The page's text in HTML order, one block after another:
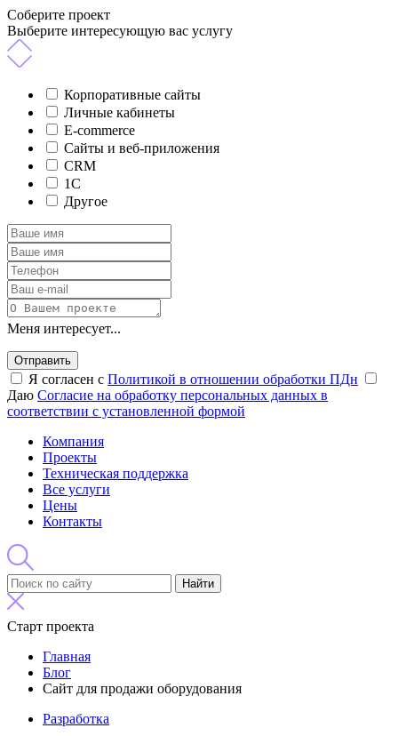
Соберите проект
Выберите интересующую вас услугу
Корпоративные сайты
Личные кабинеты
E-commerce
Сайты и веб-приложения
CRM
1C
Другое
Меня интересует...
Отправить
Я согласен с Политикой в отношении обработки ПДн
Даю Согласие на обработку персональных данных в
соответствии с установленной формой
Компания
Проекты
Техническая поддержка
Все услуги
Цены
Контакты
Найти
Старт проекта
Главная
Блог
Сайт для продажи оборудования
Разработка